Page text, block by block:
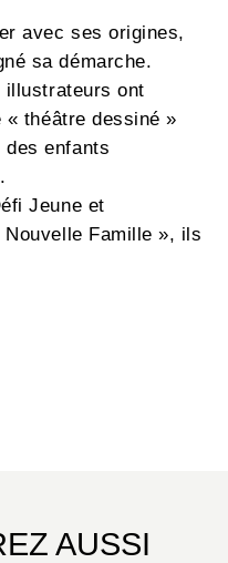
avec ses origines,
sa démarche.
illustrateurs ont
théâtre dessiné »
des enfants
Jeune et
Famille », ils
apprenant à ceux-
consigné cette
vie quotidienne
AUSSI